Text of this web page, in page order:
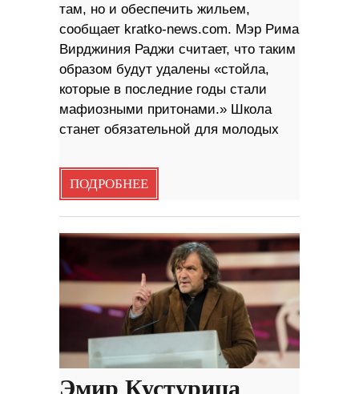
там, но и обеспечить жильем,
сообщает kratko-news.com. Мэр Рима
Вирджиния Раджи считает, что таким
образом будут удалены «стойла,
которые в последние годы стали
мафиозными притонами.» Школа
станет обязательной для молодых
ПОДРОБНЕЕ